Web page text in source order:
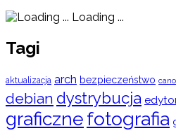
Loading ...
Tagi
aktualizacja arch bezpieczeństwo
debian dystrybucja
graficznefotografia